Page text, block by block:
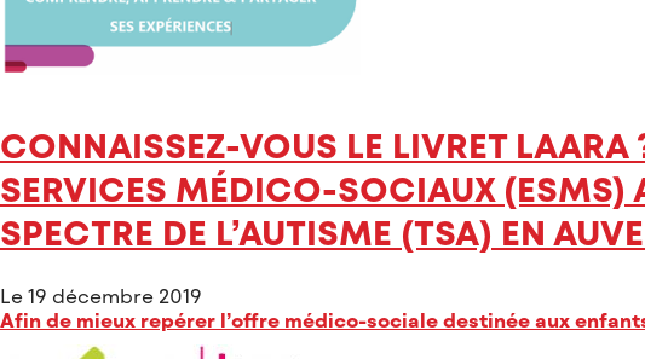
CONNAISSEZ-VOUS LE LIVRET LAARA
SERVICES MÉDICO-SOCIAUX (ESMS)
SPECTRE DE L’AUTISME (TSA) EN
Le 19 décembre 2019
Afin de mieux repérer l’offre médico-sociale destinée aux